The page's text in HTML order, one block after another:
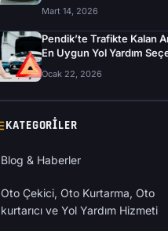
Mart 14, 2026
Pendik’te Trafikte Kalan
En Uygun Yol Yardım
Ocak 22, 2026
KATEGORILER
Blog & Haberler
Oto Çekici, Oto Kurtarma, Oto
kurtarıcı ve Yol Yardım Hizmeti